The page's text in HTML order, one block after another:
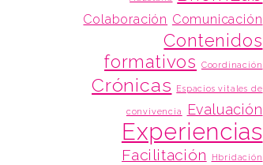
Colaboración Comunicación
Contenidos
formativos
Coordinación
Crónicas Espacios vitales de
convivencia Evaluación
Experiencias
Facilitación Hbridación